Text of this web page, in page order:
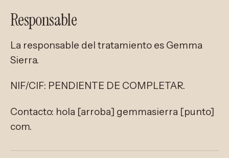
Responsable
La responsable del tratamiento es Gemma
Sierra.
NIF/CIF: PENDIENTE DE COMPLETAR.
Contacto: hola [arroba] gemmasierra [punto]
com.